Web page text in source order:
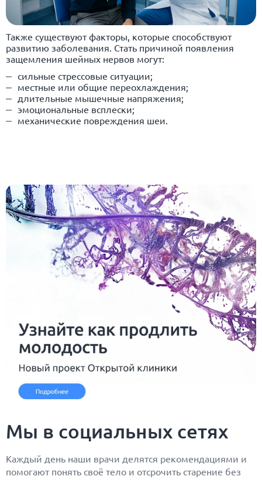
Также существуют факторы, которые способствуют
развитию заболевания. Стать причиной появления
защемления шейных нервов могут:
сильные стрессовые ситуации;
местные или общие переохлаждения;
длительные мышечные напряжения;
эмоциональные всплески;
механические повреждения шеи.
Мы в социальных сетях
Каждый день наши врачи делятся рекомендациями и
помогают понять своё тело и отсрочить старение без